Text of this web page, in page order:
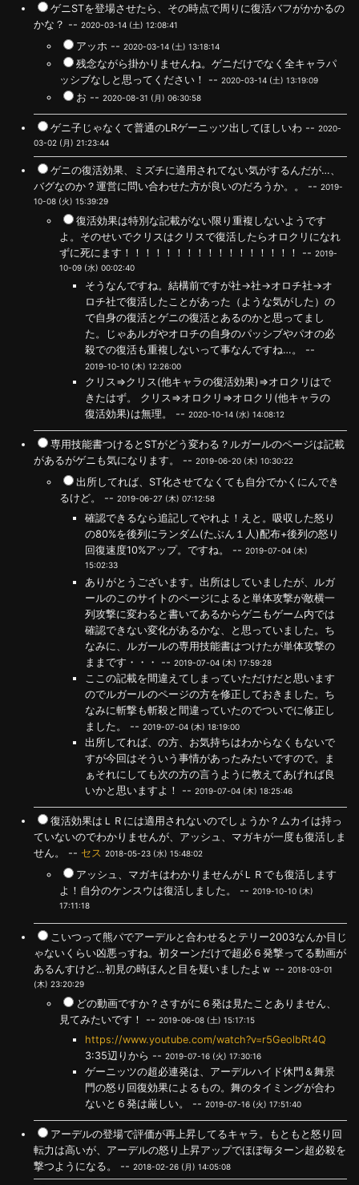
ゲニSTを登場させたら、その時点で周りに復活バフがかかるの
かな？ -- 2020-03-14 (土) 12:08:41
アッホ -- 2020-03-14 (土) 13:18:14
残念ながら掛かりませんね。ゲニだけでなく全キャラパ
ッシブなしと思ってください！ -- 2020-03-14 (土) 13:19:09
お -- 2020-08-31 (月) 06:30:58
ゲニ子じゃなくて普通のLRゲーニッツ出してほしいわ -- 2020-
03-02 (月) 21:23:44
ゲニの復活効果、ミズチに適用されてない気がするんだが…、
バグなのか？運営に問い合わせた方が良いのだろうか。。 -- 2019-
10-08 (火) 15:39:29
復活効果は特別な記載がない限り重複しないようです
よ。そのせいでクリスはクリスで復活したらオロクリになれ
ずに死にます！！！！！！！！！！！！！！！！！ -- 2019-
10-09 (水) 00:02:40
そうなんですね。結構前ですが社→社→オロチ社→オ
ロチ社で復活したことがあった（ような気がした）の
で自身の復活とゲニの復活とあるのかと思ってまし
た。じゃあルガやオロチの自身のパッシブやパオの必
殺での復活も重複しないって事なんですね…。 --
2019-10-10 (木) 12:26:00
クリス⇒クリス(他キャラの復活効果)⇒オロクリはで
きたはず。 クリス⇒オロクリ⇒オロクリ(他キャラの
復活効果)は無理。 -- 2020-10-14 (水) 14:08:12
専用技能書つけるとSTがどう変わる？ルガールのページは記載
があるがゲニも気になります。 -- 2019-06-20 (木) 10:30:22
出所してれば、ST化させてなくても自分でかくにんでき
るけど。 -- 2019-06-27 (木) 07:12:58
確認できるなら追記してやれよ！えと。吸収した怒り
の80%を後列にランダム(たぶん１人)配布+後列の怒り
回復速度10%アップ。ですね。 -- 2019-07-04 (木)
15:02:33
ありがとうございます。出所はしていましたが、ルガ
ールのこのサイトのページによると単体攻撃が敵横一
列攻撃に変わると書いてあるからゲニもゲーム内では
確認できない変化があるかな、と思っていました。ち
なみに、ルガールの専用技能書はつけたが単体攻撃の
ままです・・・ -- 2019-07-04 (木) 17:59:28
ここの記載を間違えてしまっていただけだと思います
のでルガールのページの方を修正しておきました。ち
なみに斬撃も斬殺と間違っていたのでついでに修正し
ました。 -- 2019-07-04 (木) 18:19:00
出所してれば、の方、お気持ちはわからなくもないで
すが今回はそういう事情があったみたいですので。ま
ぁそれにしても次の方の言うように教えてあげれば良
いかと思いますよ！ -- 2019-07-04 (木) 18:25:46
復活効果はＬＲには適用されないのでしょうか？ムカイは持っ
ていないのでわかりませんが、アッシュ、マガキが一度も復活しま
せん。 -- セス 2018-05-23 (水) 15:48:02
アッシュ、マガキはわかりませんがＬＲでも復活します
よ！自分のケンスウは復活しました。 -- 2019-10-10 (木)
17:11:18
こいつって熊パでアーデルと合わせるとテリー2003なんか目じ
ゃないくらい凶悪っすね。初ターンだけで超必６発撃ってる動画が
あるんすけど…初見の時ほんと目を疑いましたよｗ -- 2018-03-01
(木) 23:20:29
どの動画ですか？さすがに６発は見たことありません、
見てみたいです！ -- 2019-06-08 (土) 15:17:15
https://www.youtube.com/watch?v=r5GeolbRt4Q
3:35辺りから -- 2019-07-16 (火) 17:30:16
ゲーニッツの超必連発は、アーデルハイド休門＆舞景
門の怒り回復効果によるもの。舞のタイミングが合わ
ないと６発は厳しい。 -- 2019-07-16 (火) 17:51:40
アーデルの登場で評価が再上昇してるキャラ。もともと怒り回
転力は高いが、アーデルの怒り上昇アップでほぼ毎ターン超必殺を
撃つようになる。 -- 2018-02-26 (月) 14:05:08